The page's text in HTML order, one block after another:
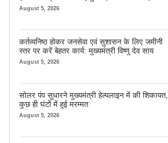
मिल रही
August 5, 2026
कर्तव्यनिष्ठ होकर जनसेवा एवं सुशासन के लिए जमीनी
स्तर पर करें बेहतर कार्य: मुख्यमंत्री विष्णु देव साय
August 5, 2026
सोलर पंप सुधारने मुख्यमंत्री हेल्पलाइन में की शिकायत,
कुछ ही घंटों में हुई मरम्मत
August 5, 2026